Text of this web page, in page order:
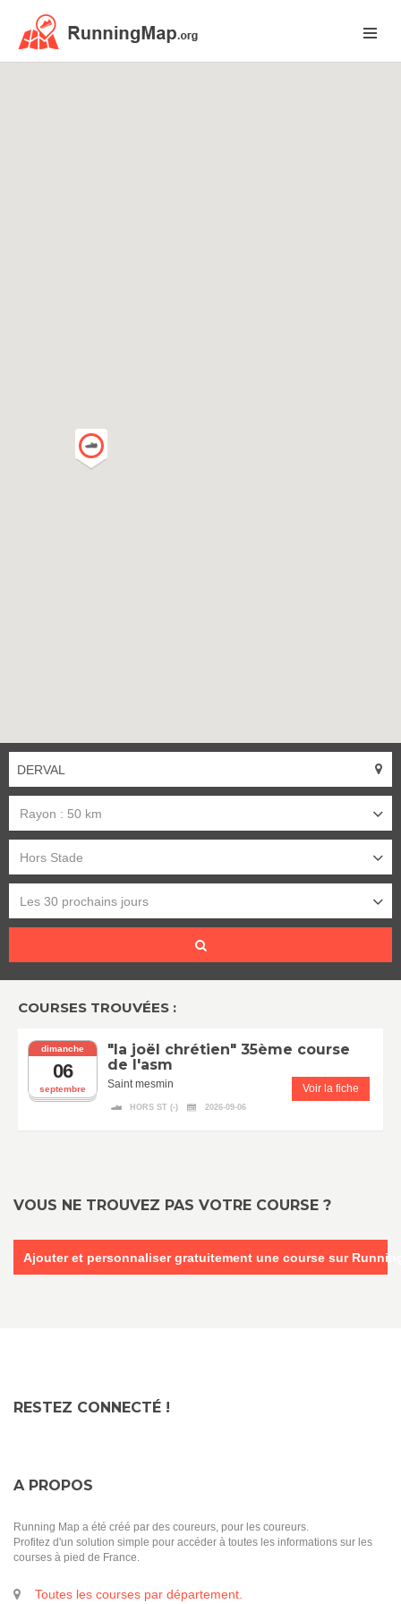
Rayon : 50 km
Hors Stade
Les 30 prochains jours
COURSES TROUVÉES :
septembre
dimanche
06
"la joël chrétien" 35ème course
de l'asm
Saint mesmin Voir la fiche
HORS ST (-) 2026-09-06
VOUS NE TROUVEZ PAS VOTRE COURSE ?
Ajouter et personnaliser gratuitement une course sur
RESTEZ CONNECTÉ !
A PROPOS
Running Map a été créé par des coureurs, pour les coureurs.
Profitez d'un solution simple pour accéder à toutes les informations sur les
courses à pied de France.
Toutes les courses par département.